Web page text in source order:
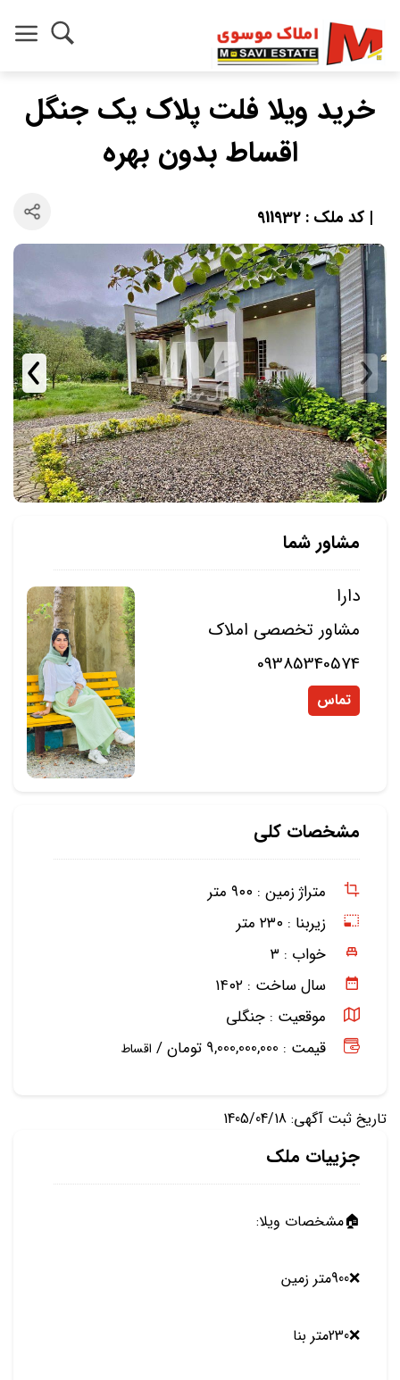
خرید ویلا فلت پلاک یک جنگل
اقساط بدون بهره
| کد ملک : 911932
مشاور شما
دارا
مشاور تخصصی املاک
09385340574
تماس
مشخصات کلی
متراژ زمین : ۹۰۰ متر
زیربنا : ۲۳۰ متر
خواب : ۳
سال ساخت : ۱۴۰۲
موقعیت : جنگلی
قیمت : 9,000,000,000 تومان /
اقساط
تاریخ ثبت آگهی: 1405/04/18
جزییات ملک
🏠مشخصات ویلا:
❌900متر زمین
❌230متر بنا